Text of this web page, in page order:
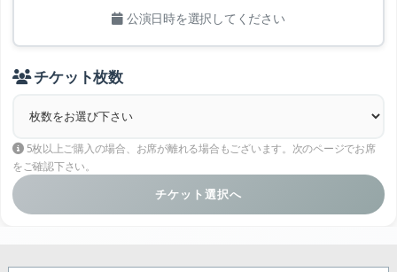
公演日時を選択してください
チケット枚数
5枚以上ご購入の場合、お席が離れる場合もございます。次のページでお席
をご確認下さい。
チケット選択へ